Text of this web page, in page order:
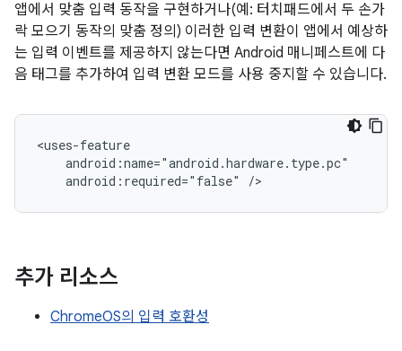
앱에서 맞춤 입력 동작을 구현하거나(예: 터치패드에서 두 손가
락 모으기 동작의 맞춤 정의) 이러한 입력 변환이 앱에서 예상하
는 입력 이벤트를 제공하지 않는다면 Android 매니페스트에 다
음 태그를 추가하여 입력 변환 모드를 사용 중지할 수 있습니다.
android:required="false"
추가 리소스
ChromeOS의 입력 호환성